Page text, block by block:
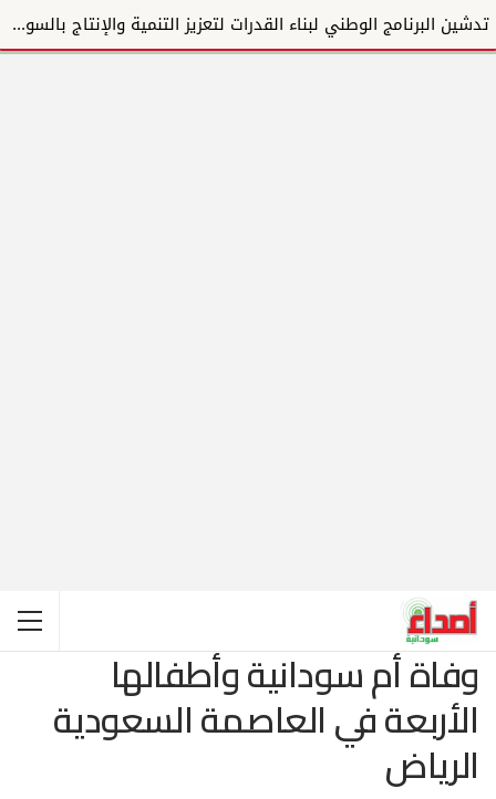
تدشين البرنامج الوطني لبناء القدرات لتعزيز التنمية والإنتاج بالسودان
وفاة أم سودانية وأطفالها
الأربعة في العاصمة السعودية
الرياض